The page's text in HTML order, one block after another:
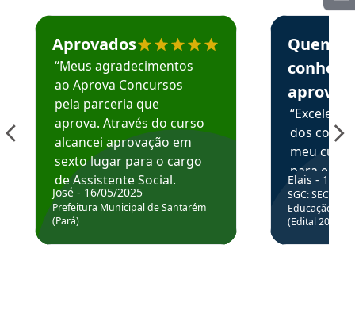
Estudante José recomenda o Aprova Concursos em
Aprovados
“Meus agradecimentos
ao Aprova Concursos
pela parceria que
aprova. Através do curso
alcancei aprovação em
sexto lugar para o cargo
de Assistente Social.
Hoje estou atuando na
Prefeitura de Santarém.
José - 16/05/2025
Prefeitura Municipal de Santarém
(Pará)
Estudante
Quem
aprova
dos
meu
para
colocar
através
de
Elais - 15/
SGC: SEC BA
Educação
(Edital